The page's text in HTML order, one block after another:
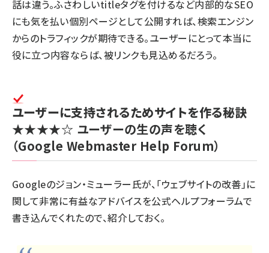
話は違う。ふさわしいtitleタグを付けるなど内部的なSEO
にも気を払い個別ページとして公開すれば、検索エンジン
からのトラフィックが期待できる。ユーザーにとって本当に
役に立つ内容ならば、被リンクも見込めるだろう。
ユーザーに支持されるためサイトを作る秘訣
★★★★☆ ユーザーの生の声を聴く
（Google Webmaster Help Forum）
Googleのジョン・ミューラー氏が、「ウェブサイトの改善」に
関して非常に有益なアドバイスを公式ヘルプフォーラムで
書き込んでくれたので、紹介しておく。